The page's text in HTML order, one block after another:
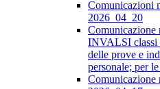
Comunicazioni
2026_04_20
Comunicazione
INVALSI classi
delle prove e
personale; per
Comunicazione